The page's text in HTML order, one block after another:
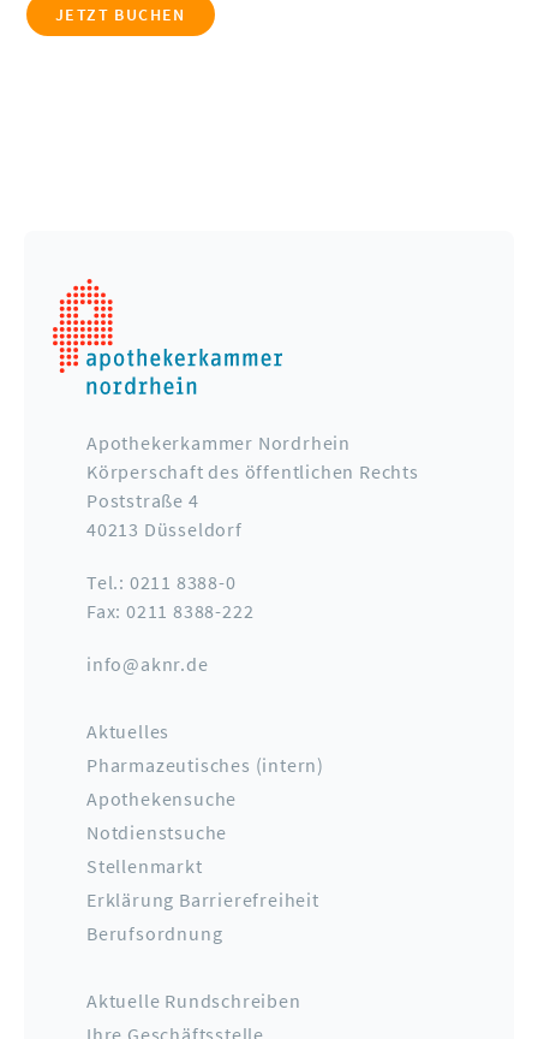
JETZT BUCHEN
Apothekerkammer Nordrhein
Körperschaft des öffentlichen Rechts
Poststraße 4
40213 Düsseldorf
Tel.: 0211 8388-0
Fax: 0211 8388-222
info@aknr.de
Aktuelles
Pharmazeutisches (intern)
Apothekensuche
Notdienstsuche
Stellenmarkt
Erklärung Barrierefreiheit
Berufsordnung
Aktuelle Rundschreiben
Ihre Geschäftsstelle